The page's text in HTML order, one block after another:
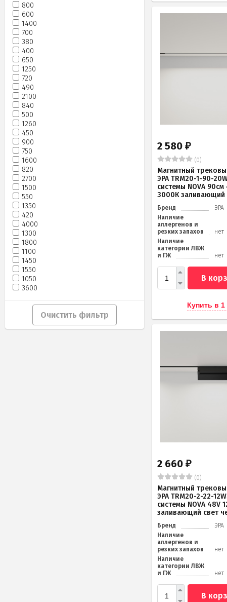
800
600
1400
700
380
400
650
1250
720
490
2100
840
500
1260
450
900
750
1600
820
2700
1500
550
1350
420
4000
1300
1800
1100
1450
1550
1050
3600
Очистить фильтр
2 580 ₽
(0)
Магнитный
ЭРА TRM20-1-90-
системы NOVA
3000К заливающий
Бренд
ЭРА
Наличие
аллергенов и
резких запахов
нет
Наличие
категории ЛВЖ
и ГЖ
нет
В
Купить в 1
2 660 ₽
(0)
Магнитный
ЭРА TRM20-2-22-
системы NOVA 48V
заливающий свет
Бренд
ЭРА
Наличие
аллергенов и
резких запахов
нет
Наличие
категории ЛВЖ
и ГЖ
нет
В